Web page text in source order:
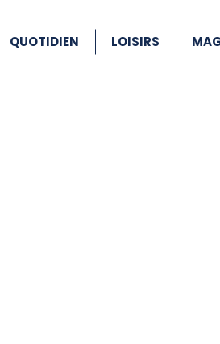
QUOTIDIEN LOISIRS